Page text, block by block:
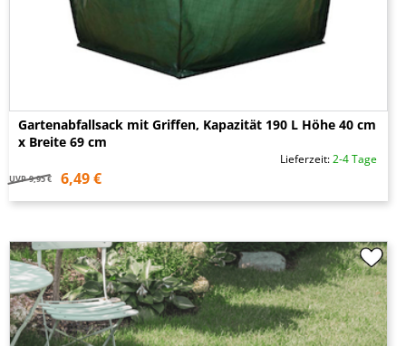
Gartenabfallsack mit Griffen, Kapazität 190 L Höhe 40 cm
x Breite 69 cm
Lieferzeit:2-4 Tage
UVP 9,95 € 6,49 €